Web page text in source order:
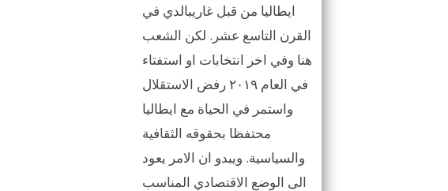
ايطاليا من قبل غاريبالدي في
القرن التاسع عشر. لكن الشعب
هنا وفي اخر انتخابات او استفتاء
في العام ٢٠١٩ رفض الاستقلال
واستمر في الحياة مع ايطاليا
محتفظا بحقوقه الثقافية
والسياسية. ويبدو ان الامر يعود
الى الوضع الاقتصادي المناسب